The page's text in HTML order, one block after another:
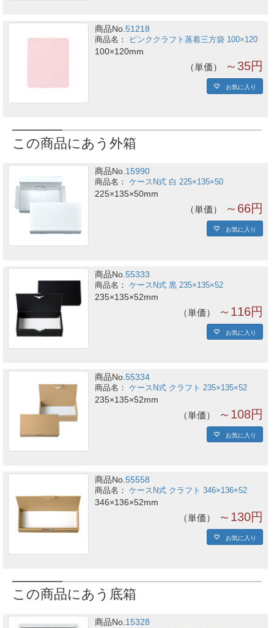
商品No.51218
ピンククラフト蒸着三方袋 100×120
100×120mm
単価 ～35円
お気に入り
この商品にあう外箱
商品No. 15990
ケースN式 白 225×135×50
225×135×50mm
単価 ～66円
お気に入り
商品No.55333
ケースN式 黒 235×135×52
235×135×52mm
単価 ～116円
お気に入り
商品No.55334
ケースN式 クラフト 235×135×52
235×135×52mm
単価 ～108円
お気に入り
商品No.55558
ケースN式 クラフト 346×136×52
346×136×52mm
単価 ～130円
お気に入り
この商品にあう底箱
商品No.15328